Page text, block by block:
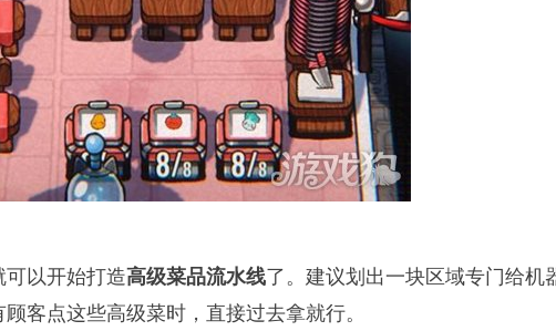
以开始打造高级菜品流水线了。建议划出一块区域专门给机
客点这些高级菜时，直接过去拿就行。